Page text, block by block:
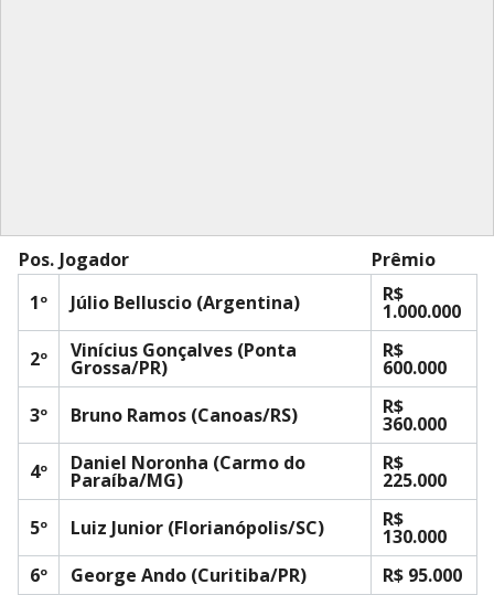
Pos. Jogador
Prêmio
1º
Júlio Belluscio (Argentina) R$
1.000.000
2º
Vinícius Gonçalves (Ponta
Grossa/PR)
R$
600.000
3º
Bruno Ramos (Canoas/RS) R$
360.000
4º
Daniel Noronha (Carmo do
Paraíba/MG)
R$
225.000
5º
Luiz Junior (Florianópolis/SC) R$
130.000
6º
George Ando (Curitiba/PR) R$ 95.000